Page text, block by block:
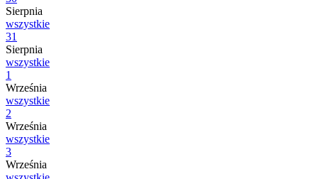
Sierpnia
wszystkie
31
Sierpnia
wszystkie
1
Września
wszystkie
2
Września
wszystkie
3
Września